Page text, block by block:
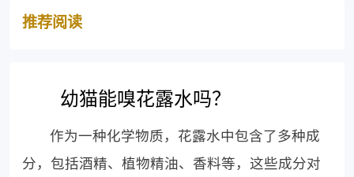
推荐阅读
幼猫能嗅花露水吗？
作为一种化学物质，花露水中包含了多种成
分，包括酒精、植物精油、香料等，这些成分对